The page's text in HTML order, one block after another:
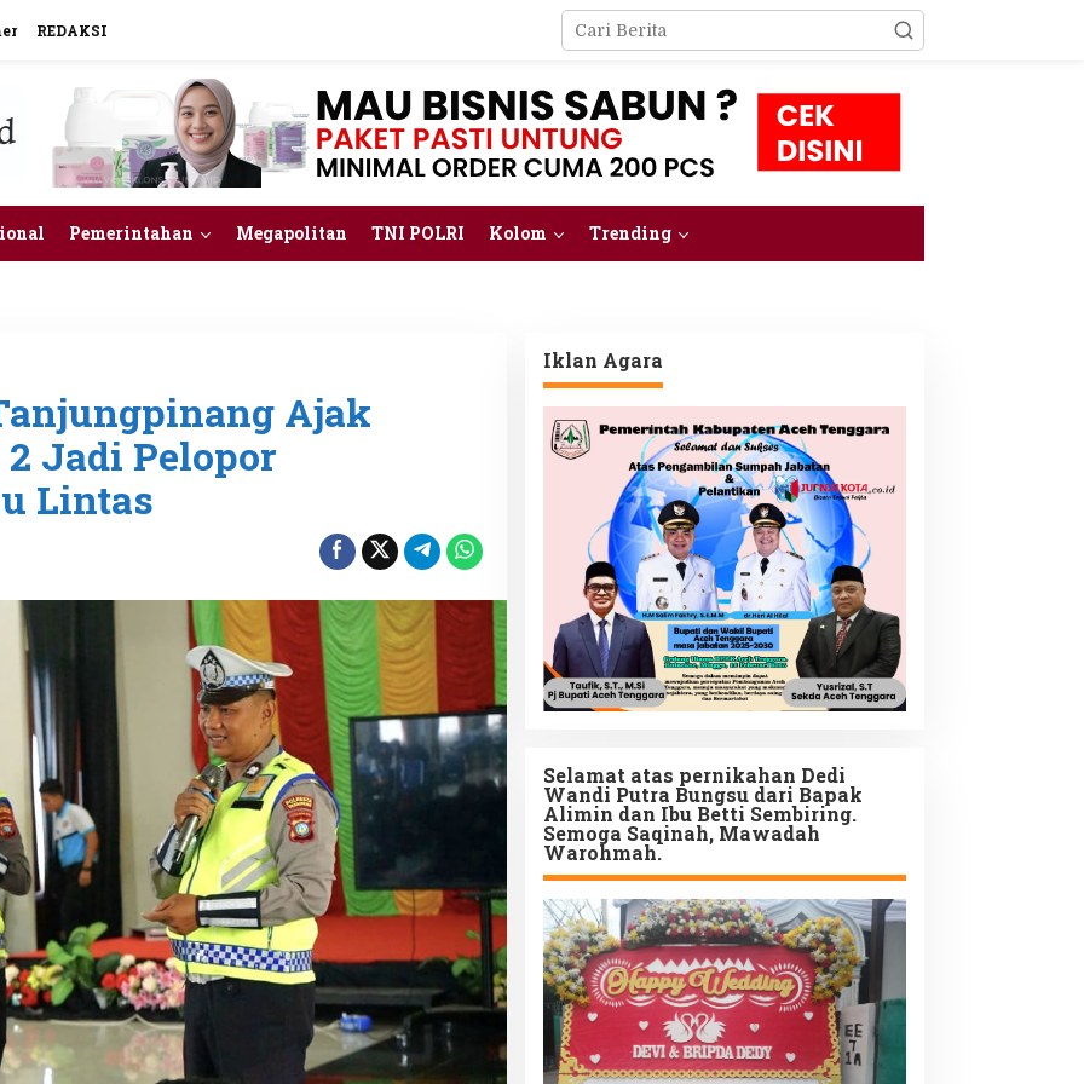
REDAKSI
Pemerintahan Megapolitan TNI POLRI Kolom Trending
Ajak
Jadi Pelopor
Lintas
Iklan Agara
Selamat atas pernikahan Dedi
Wandi Putra Bungsu dari Bapak
Alimin dan Ibu Betti Sembiring.
Semoga Saqinah, Mawadah
Warohmah.